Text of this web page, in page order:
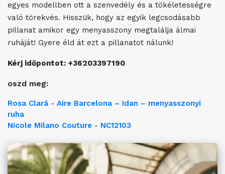
egyes modellben ott a szenvedély és a tökéletességre
való törekvés. Hisszük, hogy az egyik legcsodásabb
pillanat amikor egy menyasszony megtalálja álmai
ruháját! Gyere éld át ezt a pillanatot nálunk!
Kérj időpontot: +36203397190
oszd meg:
Rosa Clará - Aire Barcelona – Idan – menyasszonyi
ruha
Nicole Milano Couture - NC12103